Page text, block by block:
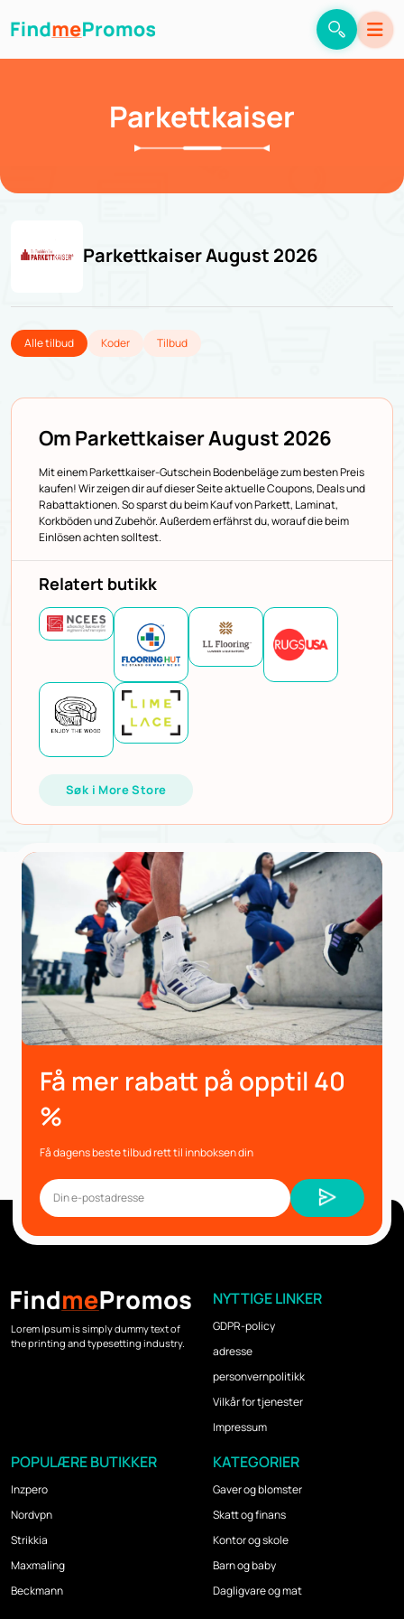
Parkettkaiser
Parkettkaiser August 2026
Alle tilbud Koder Tilbud
Om Parkettkaiser August 2026
Mit einem Parkettkaiser-Gutschein Bodenbeläge zum besten Preis
kaufen! Wir zeigen dir auf dieser Seite aktuelle Coupons, Deals und
Rabattaktionen. So sparst du beim Kauf von Parkett, Laminat,
Korkböden und Zubehör. Außerdem erfährst du, worauf die beim
Einlösen achten solltest.
Relatert butikk
Søk i More Store
Få mer rabatt på opptil 40
%
Få dagens beste tilbud rett til innboksen din
Lorem Ipsum is simply dummy text of
the printing and typesetting industry.
NYTTIGE LINKER
GDPR-policy
adresse
personvernpolitikk
Vilkår for tjenester
Impressum
POPULÆRE BUTIKKER
Inzpero
Nordvpn
Strikkia
Maxmaling
Beckmann
KATEGORIER
Gaver og blomster
Skatt og finans
Kontor og skole
Barn og baby
Dagligvare og mat